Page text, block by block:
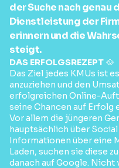
der Suche nach genau
Dienstleistung der
erinnern und die
steigt.
DAS ERFOLGSREZEPT 🥘
Das Ziel jedes KMUs ist
anzuziehen und den
erfolgreichen Online-
seine Chancen auf Erfolg
Vor allem die jüngeren
hauptsächlich über Social
Informationen über eine
Laden, suchen sie diese
danach auf Google. Nicht